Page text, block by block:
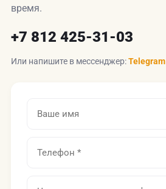
время.
+7 812 425-31-03
Или напишите в мессенджер:Telegram